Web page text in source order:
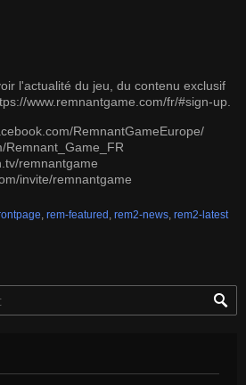
l'actualité du jeu, du contenu exclusif
www.remnantgame.com/fr/#sign-up
RemnantGameEurope/
Remnant_Game_FR
remnantgame
invite/remnantgame
, rem-featured , rem2-news, rem2-latest